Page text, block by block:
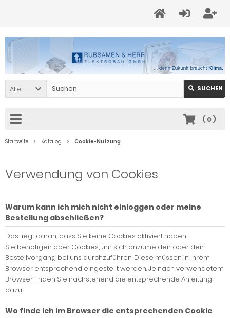
Alle SUCHEN
( 0)
Startseite Katalog Cookie-Nutzung
Verwendung von Cookies
Warum kann ich mich nicht einloggen oder meine
Bestellung abschließen?
Das liegt daran, dass Sie keine Cookies aktiviert haben.
Sie benötigen aber Cookies, um sich anzumelden oder den
Bestellvorgang bei uns durchzuführen. Diese müssen in Ihrem
Browser entsprechend eingestellt werden. Je nach verwendetem
Browser finden Sie nachstehend die entsprechende Anleitung
dazu.
Wo finde ich im Browser die entsprechenden Cookie